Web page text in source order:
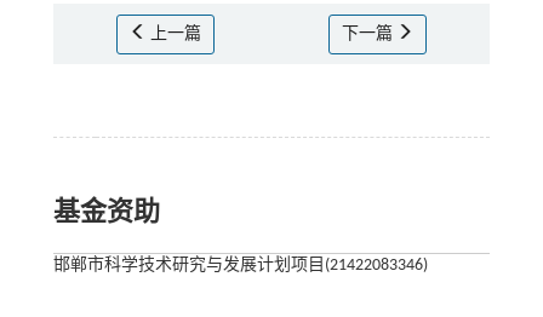
上一篇 下一篇
基金资助
邯郸市科学技术研究与发展计划项目(21422083346)